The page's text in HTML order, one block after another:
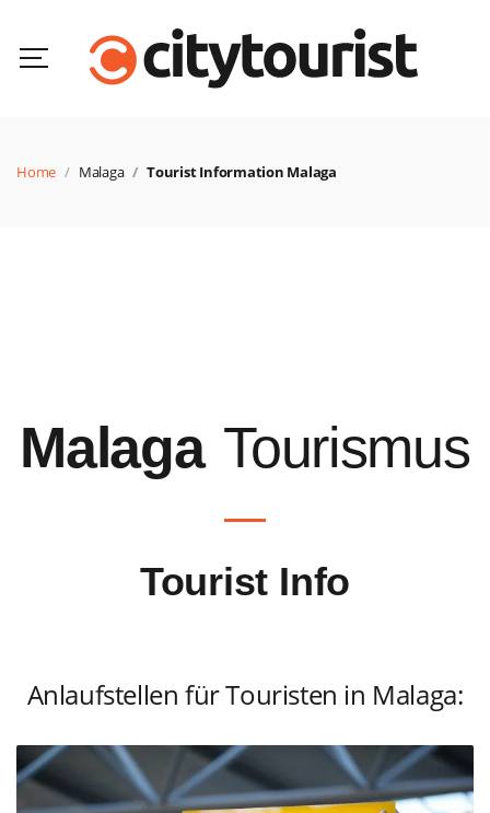
Home Malaga Tourist Information Malaga
Malaga Tourismus
Tourist Info
Anlaufstellen für Touristen in Malaga: